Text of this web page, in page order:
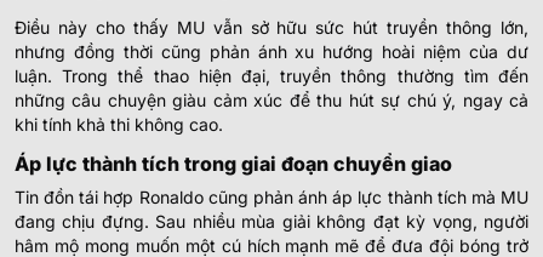
Điều này cho thấy MU vẫn sở hữu sức hút truyền thông lớn,
nhưng đồng thời cũng phản ánh xu hướng hoài niệm của dư
luận. Trong thể thao hiện đại, truyền thông thường tìm đến
những câu chuyện giàu cảm xúc để thu hút sự chú ý, ngay cả
khi tính khả thi không cao.
Áp lực thành tích trong giai đoạn chuyển giao
Tin đồn tái hợp Ronaldo cũng phản ánh áp lực thành tích mà MU
đang chịu đựng. Sau nhiều mùa giải không đạt kỳ vọng, người
hâm mộ mong muốn một cú hích mạnh mẽ để đưa đội bóng trở